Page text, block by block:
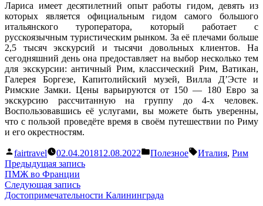
Лариса имеет десятилетний опыт работы гидом, девять из
которых является официальным гидом самого большого
итальянского туроператора, который работает с
русскоязычным туристическим рынком. За её плечами больше
2,5 тысяч экскурсий и тысячи довольных клиентов. На
сегодняшний день она предоставляет на выбор несколько тем
для экскурсии: античный Рим, классический Рим, Ватикан,
Галерея Боргезе, Капитолийский музей, Вилла Д’Эсте и
Римские Замки. Цены варьируются от 150 — 180 Евро за
экскурсию рассчитанную на группу до 4-х человек.
Воспользовавшись её услугами, вы можете быть уверенны,
что с пользой проведёте время в своём путешествии по Риму
и его окрестностям.
Написано
автором
fairtravel 02.04.201812.08.2022
Написано
Полезное Метки:
Италия, Рим
Навигация
по
записям
Предыдущая записьПредыдущая
ПМЖ во Франции
Следующая записьСледующая
запись:
Достопримечательности Калининграда